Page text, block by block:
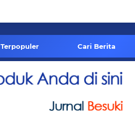
Terpopuler Cari Berita